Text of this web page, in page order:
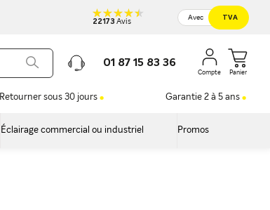
22173 Avis
Avec TVA
01 87 15 83 36
Panier
Retourner sous 30 jours Garantie 2 à 5 ans
Éclairage commercial ou industriel Promos